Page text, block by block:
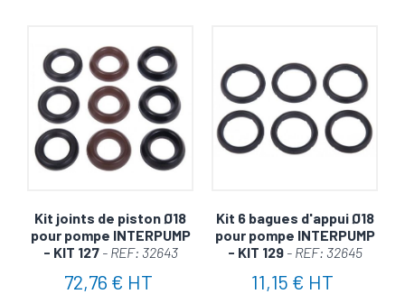
Kit joints de piston Ø18
pour pompe INTERPUMP
- KIT 127 - REF: 32643
72,76 € HT
Kit 6 bagues d'appui Ø18
pour pompe INTERPUMP
- KIT 129 - REF: 32645
11,15 € HT